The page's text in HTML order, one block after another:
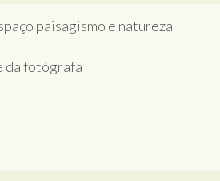
paisagismo e natureza
da fotógrafa